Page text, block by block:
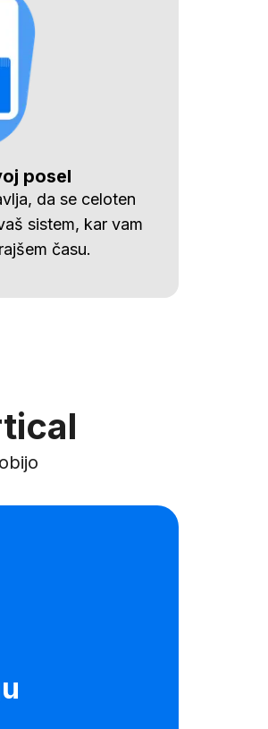
posel
da se celoten
sistem, kar vam
času.